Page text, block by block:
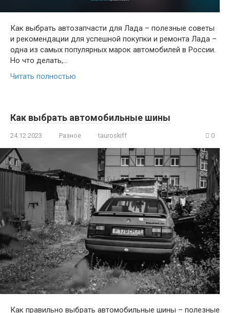
Как выбрать автозапчасти для Лада – полезные советы
и рекомендации для успешной покупки и ремонта Лада –
одна из самых популярных марок автомобилей в России.
Но что делать,…
Читать полностью
Как выбрать автомобильные шины
24.12.2023 Разное tauroskiff 0
Как правильно выбрать автомобильные шины – полезные